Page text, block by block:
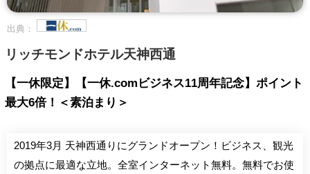
出典：
リッチモンドホテル天神西通
【一休限定】【一休.comビジネス11周年記念】ポイント
最大6倍！＜素泊まり＞
2019年3月 天神西通りにグランドオープン！ビジネス、観光
の拠点に最適な立地。全室インターネット無料。無料でお使